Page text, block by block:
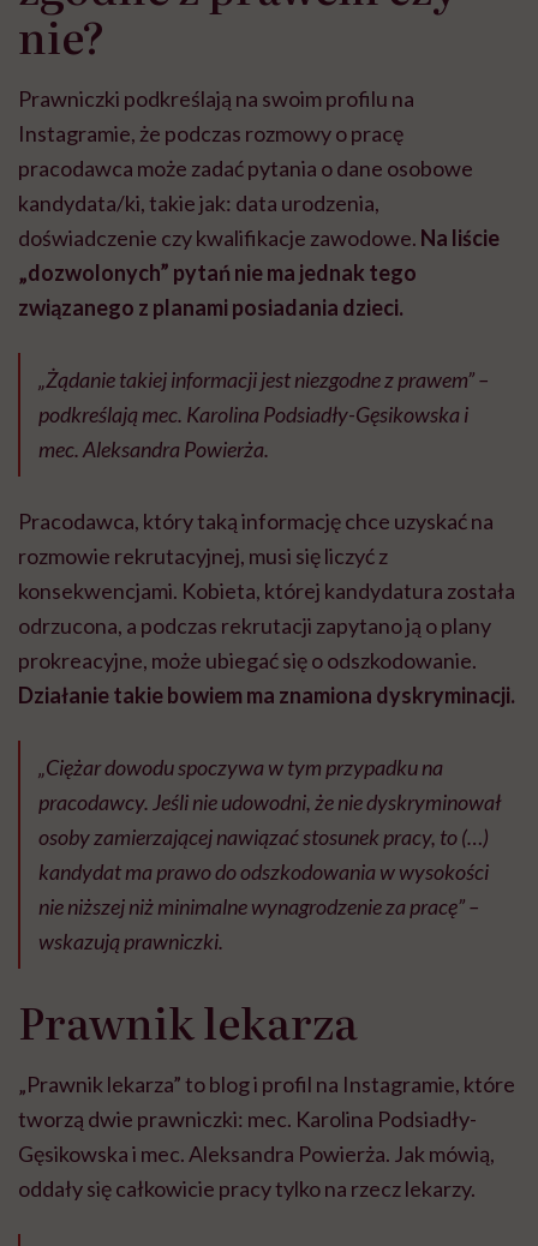
nie?
Prawniczki podkreślają na swoim profilu na
Instagramie, że podczas rozmowy o pracę
pracodawca może zadać pytania o dane osobowe
kandydata/ki, takie jak: data urodzenia,
doświadczenie czy kwalifikacje zawodowe. Na liście
„dozwolonych” pytań nie ma jednak tego
związanego z planami posiadania dzieci.
„Żądanie takiej informacji jest niezgodne z prawem” –
podkreślają mec. Karolina Podsiadły-Gęsikowska i
mec. Aleksandra Powierża.
Pracodawca, który taką informację chce uzyskać na
rozmowie rekrutacyjnej, musi się liczyć z
konsekwencjami. Kobieta, której kandydatura została
odrzucona, a podczas rekrutacji zapytano ją o plany
prokreacyjne, może ubiegać się o odszkodowanie.
Działanie takie bowiem ma znamiona dyskryminacji.
„Ciężar dowodu spoczywa w tym przypadku na
pracodawcy. Jeśli nie udowodni, że nie dyskryminował
osoby zamierzającej nawiązać stosunek pracy, to (…)
kandydat ma prawo do odszkodowania w wysokości
nie niższej niż minimalne wynagrodzenie za pracę” –
wskazują prawniczki.
Prawnik lekarza
„Prawnik lekarza” to blog i profil na Instagramie, które
tworzą dwie prawniczki: mec. Karolina Podsiadły-
Gęsikowska i mec. Aleksandra Powierża. Jak mówią,
oddały się całkowicie pracy tylko na rzecz lekarzy.